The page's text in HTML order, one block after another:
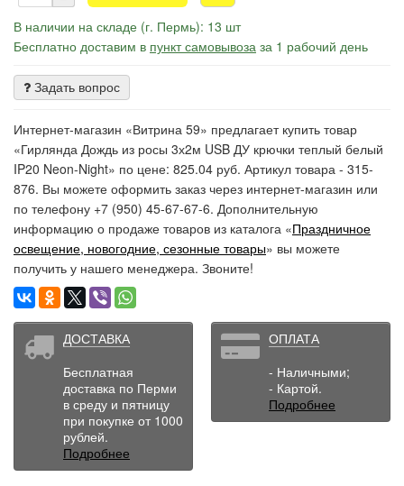
В наличии на складе (г. Пермь): 13 шт
Бесплатно доставим в пункт самовывоза за 1 рабочий день
Задать вопрос
Интернет-магазин «Витрина 59» предлагает купить товар
«Гирлянда Дождь из росы 3х2м USB ДУ крючки теплый белый
IP20 Neon-Night» по цене: 825.04 руб. Артикул товара - 315-
876. Вы можете оформить заказ через интернет-магазин или
по телефону +7 (950) 45-67-67-6. Дополнительную
информацию о продаже товаров из каталога «Праздничное
освещение, новогодние, сезонные товары» вы можете
получить у нашего менеджера. Звоните!
ДОСТАВКА
Бесплатная
доставка по Перми
в среду и пятницу
при покупке от 1000
рублей.
Подробнее
ОПЛАТА
- Наличными;
- Картой.
Подробнее